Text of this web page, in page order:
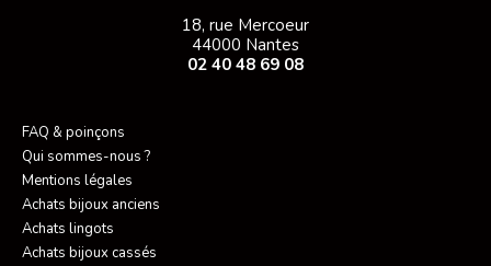
18, rue Mercoeur
44000 Nantes
02 40 48 69 08
FAQ & poinçons
Qui sommes-nous ?
Mentions légales
Achats bijoux anciens
Achats lingots
Achats bijoux cassés